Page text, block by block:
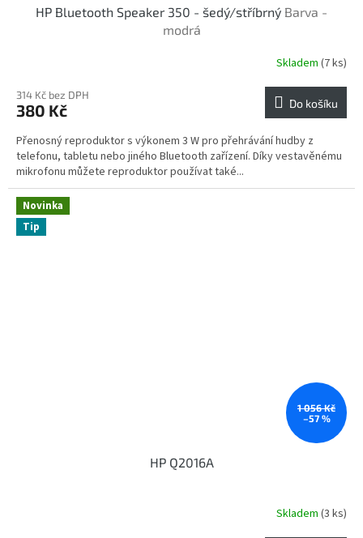
HP Bluetooth Speaker 350 - šedý/stříbrný Barva -
modrá
produktu
je
z
5
hvězdiček.
Skladem(7 ks)
314 Kč bez DPH
380 Kč Do košíku
Přenosný reproduktor s výkonem 3 W pro přehrávání hudby z
telefonu, tabletu nebo jiného Bluetooth zařízení. Díky vestavěnému
mikrofonu můžete reproduktor používat také...
Novinka
Tip
1 056 Kč
–57 %
HP Q2016A
Skladem (3 ks)